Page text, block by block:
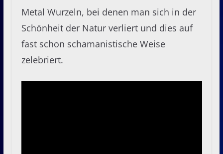
Metal Wurzeln, bei denen man sich in der
Schönheit der Natur verliert und dies auf
fast schon schamanistische Weise
zelebriert.